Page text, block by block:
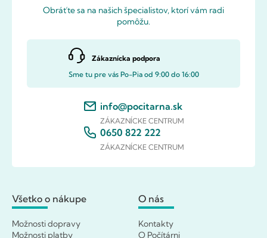
Obráťte sa na našich špecialistov, ktorí vám radi
pomôžu.
Zákaznícka podpora
Sme tu pre vás Po-Pia od 9:00 do 16:00
info@pocitarna.sk
ZÁKAZNÍCKE CENTRUM
0650 822 222
ZÁKAZNÍCKE CENTRUM
Všetko o nákupe
Možnosti dopravy
Možnosti platby
O nás
Kontakty
O Počítárni